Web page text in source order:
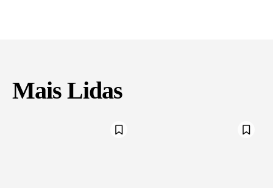
Mais Lidas